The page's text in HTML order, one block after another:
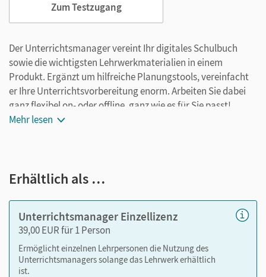
Zum Testzugang
Der Unterrichtsmanager vereint Ihr digitales Schulbuch
sowie die wichtigsten Lehrwerkmaterialien in einem
Produkt. Ergänzt um hilfreiche Planungstools, vereinfacht
er Ihre Unterrichtsvorbereitung enorm. Arbeiten Sie dabei
ganz flexibel on- oder offline, ganz wie es für Sie passt!
Ihr Unterrichtsmanager enthält:
E-Book als Schüler- und Lehrkräftefassung
Lösungen zum Schulbuch
Weitere Inhalte der Handreichungen: didaktische
sprachsensiblem Unterricht
Mehr lesen
Erhältlich als …
Unterrichtsmanager Einzellizenz
39,00 EUR für 1 Person
Ermöglicht einzelnen Lehrpersonen die Nutzung des
Unterrichtsmanagers solange das Lehrwerk erhältlich
ist.